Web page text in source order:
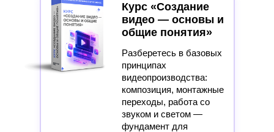
Курс «Создание
видео — основы и
общие понятия»
Разберетесь в базовых
принципах
видеопроизводства:
композиция, монтажные
переходы, работа со
звуком и светом —
фундамент для